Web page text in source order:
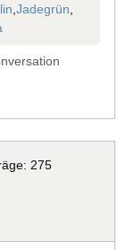
Jadegrün
275